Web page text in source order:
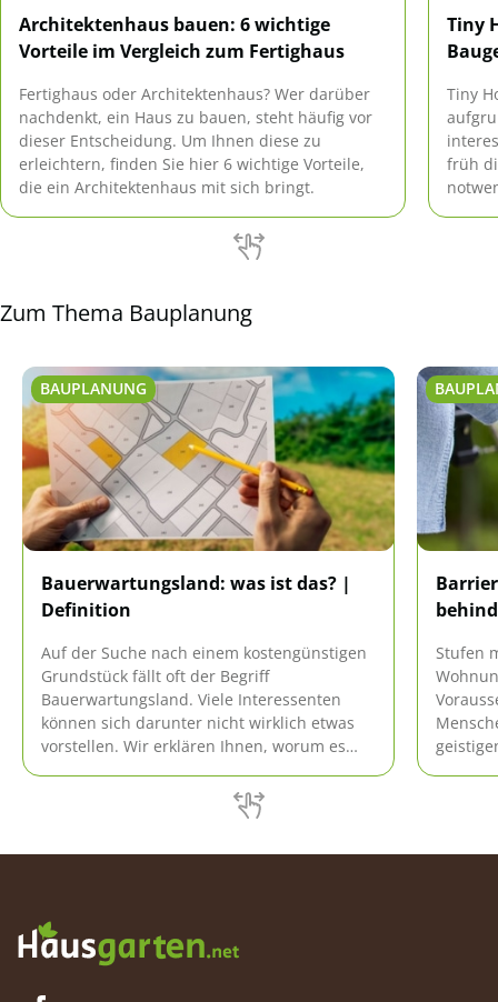
Architektenhaus bauen: 6 wichtige
Vorteile im Vergleich zum Fertighaus
Fertighaus oder Architektenhaus? Wer darüber
nachdenkt, ein Haus zu bauen, steht häufig vor
dieser Entscheidung. Um Ihnen diese zu
erleichtern, finden Sie hier 6 wichtige Vorteile,
die ein Architektenhaus mit sich bringt.
Tiny
Tiny
früh
Zum Thema Bauplanung
BAUPLANUNG
Bauerwartungsland: was ist das? |
Definition
Auf der Suche nach einem kostengünstigen
Grundstück fällt oft der Begriff
Bauerwartungsland. Viele Interessenten
können sich darunter nicht wirklich etwas
vorstellen. Wir erklären Ihnen, worum es
wie es sich vom klassischen Bauland
Stufen